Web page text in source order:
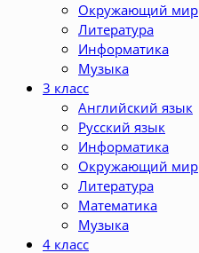
Окружающий мир
Литература
Информатика
Музыка
3 класс
Английский язык
Русский язык
Информатика
Окружающий мир
Литература
Математика
Музыка
4 класс